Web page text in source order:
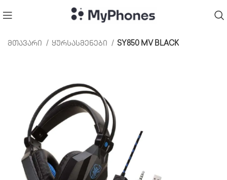
მთავარი ყურსასმენები SY850 MV BLACK